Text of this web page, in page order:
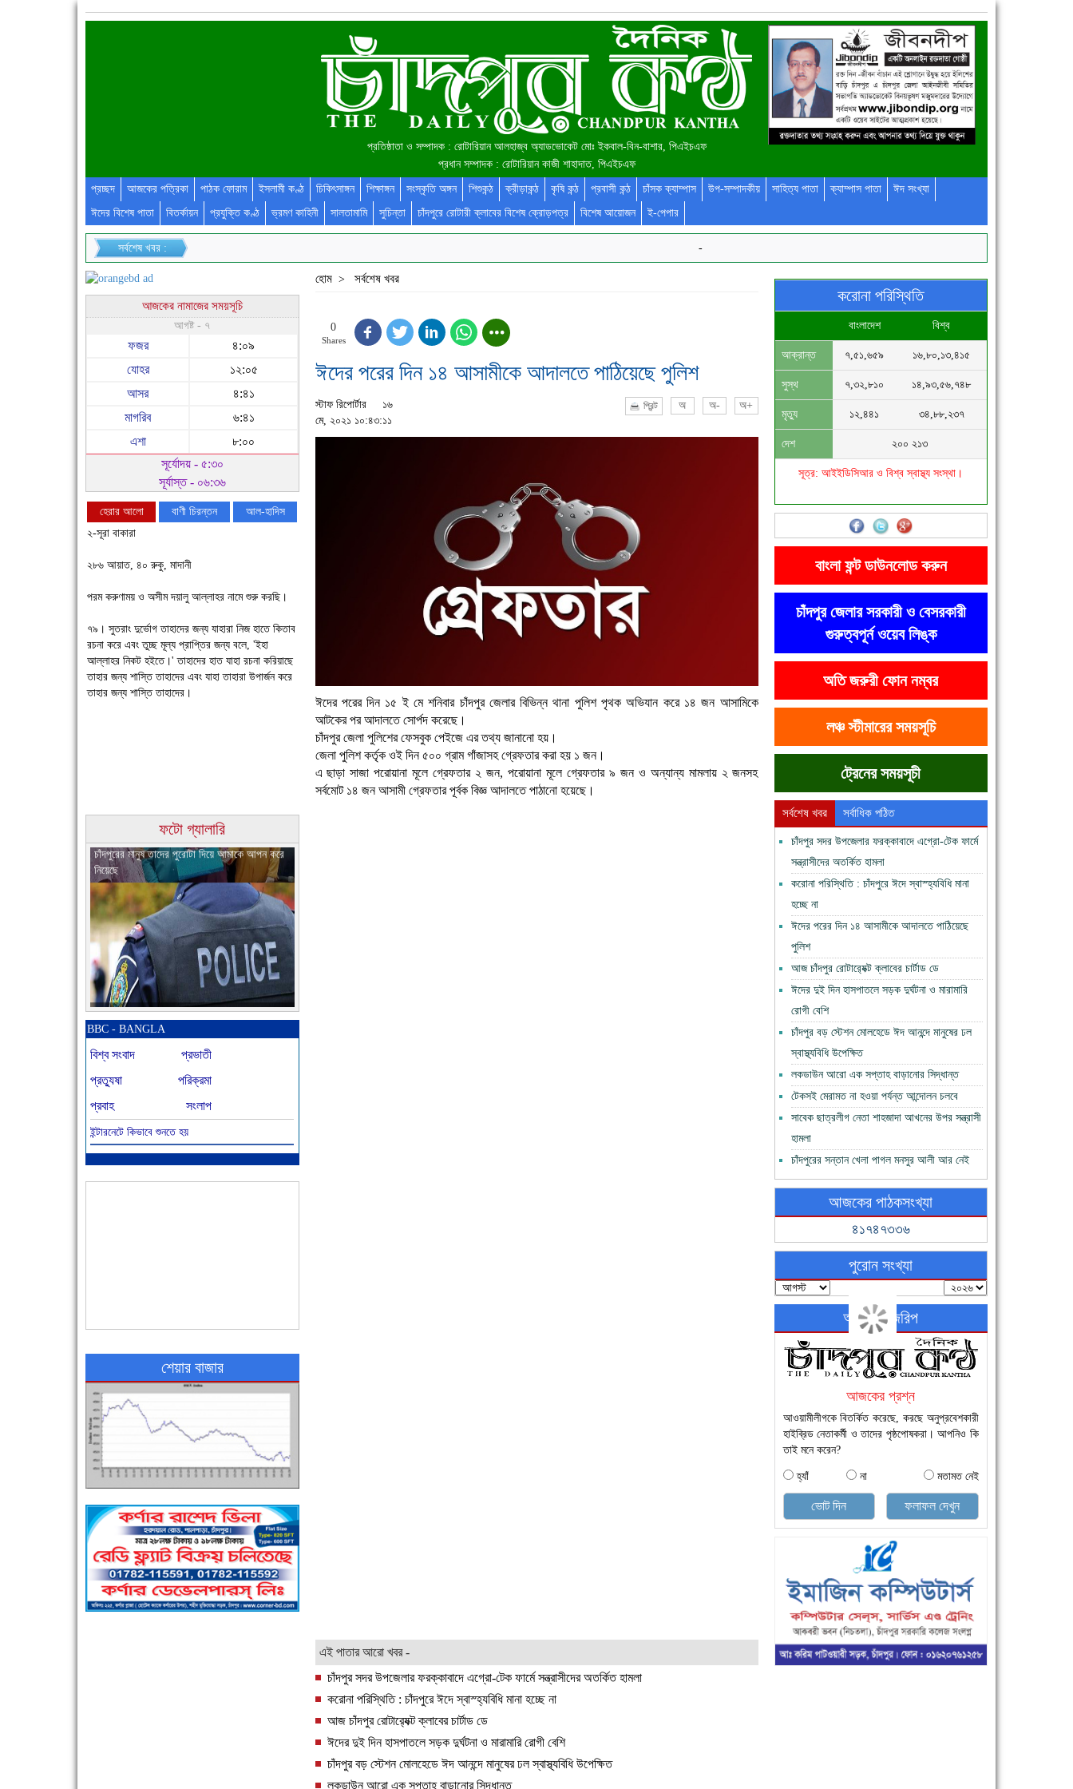
প্রতিষ্ঠাতা ও সম্পাদক : রোটারিয়ান আলহাজ্ব অ্যাডভোকেট মোঃ ইকবাল-বিন-বাশার, পিএইচএফ
প্রধান সম্পাদক : রোটারিয়ান কাজী শাহাদাত, পিএইচএফ
প্রচ্ছদ আজকের পত্রিকা পাঠক ফোরাম ইসলামী কণ্ঠ চিকিৎসাঙ্গন শিক্ষাঙ্গন সংস্কৃতি অঙ্গন শিশুকন্ঠ ক্রীড়াকন্ঠ কৃষি কন্ঠ প্রবাসী কন্ঠ চাঁসক ক্যাম্পাস উপ-সম্পাদকীয় সাহিত্য পাতা ক্যাম্পাস পাতা
ঈদ সংখ্যা
ঈদের বিশেষ পাতা
বিতর্কায়ন প্রযুক্তি কণ্ঠ ভ্রমণ কাহিনী সালতামামি সুচিন্তা চাঁদপুরে রোটারী ক্লাবের বিশেষ ক্রোড়পত্র বিশেষ আয়োজন ই-পেপার
সর্বশেষ খবর :
আজকের নামাজের সময়সূচি
আগষ্ট - ৭
ফজর
৪:০৯
যোহর
১২:০৫
আসর
৪:৪১
মাগরিব
৬:৪১
এশা
৮:০০
সূর্যোদয় - ৫:৩০
সূর্যাস্ত - ০৬:৩৬
হেরার আলো বাণী চিরন্তন
আল-হাদিস
২-সূরা বাকারা
২৮৬ আয়াত, ৪০ রুকু, মাদানী
পরম করুণাময় ও অসীম দয়ালু আল্লাহর নামে শুরু করছি।
৭৯। সুতরাং দুর্ভোগ তাহাদের জন্য যাহারা নিজ হাতে কিতাব
রচনা করে এবং তুচ্ছ মূল্য প্রাপ্তির জন্য বলে, 'ইহা
আল্লাহর নিকট হইতে।' তাহাদের হাত যাহা রচনা করিয়াছে
তাহার জন্য শাস্তি তাহাদের এবং যাহা তাহারা উপার্জন করে
তাহার জন্য শাস্তি তাহাদের।
ফটো গ্যালারি
চাঁদপুরে উই-এর প্রথম নানা ধরনের পণ্যের সমারোহ
চাঁদপুরের মানুষ তাদের পুরোটা দিয়ে আমাকে আপন করে
নতুনবাজার পুলিশ ফাঁড়ি সীমিত জনবলে প্রশংসনীয় কাজ
করছে
আজ বিশিষ্ট শিক্ষাবিদ এ.টি. আহমেদ হোসাইন রুশদীর
৪৬তম মৃত্যুবার্ষিকী
এক সপ্তাহে শনাক্ত বেড়েছে ৫৫%, মৃত্যু ৪৬%
BBC - BANGLA
বিশ্ব সংবাদ
প্রভাতী
প্রত্যুষা
পরিক্রমা
প্রবাহ
সংলাপ
ইন্টারনেটে কিভাবে শুনতে হয়
শেয়ার বাজার
হোম > সর্বশেষ খবর
0
Shares
ঈদের পরের দিন ১৪ আসামীকে আদালতে পাঠিয়েছে পুলিশ
স্টাফ রিপোর্টার
১৬
মে, ২০২১ ১০:৪৩:১১
প্রিন্ট অ অ- অ+
ঈদের পরের দিন ১৫ ই মে শনিবার চাঁদপুর জেলার বিভিন্ন থানা পুলিশ পৃথক অভিযান করে ১৪ জন আসামিকে
আটকের পর আদালতে সোর্পদ করেছে।
চাঁদপুর জেলা পুলিশের ফেসবুক পেইজে এর তথ্য জানানো হয়।
জেলা পুলিশ কর্তৃক ওই দিন ৫০০ গ্রাম গাঁজাসহ গ্রেফতার করা হয় ১ জন।
এ ছাড়া সাজা পরোয়ানা মূলে গ্রেফতার ২ জন, পরোয়ানা মূলে গ্রেফতার ৯ জন ও অন্যান্য মামলায় ২ জনসহ
সর্বমোট ১৪ জন আসামী গ্রেফতার পূর্বক বিজ্ঞ আদালতে পাঠানো হয়েছে।
এই পাতার আরো খবর -
চাঁদপুর সদর উপজেলার ফরক্কাবাদে এগ্রো-টেক ফার্মে সন্ত্রাসীদের অতর্কিত হামলা
করোনা পরিস্থিতি : চাঁদপুরে ঈদে স্বাস্হ্যবিধি মানা হচ্ছে না
আজ চাঁদপুর রোটার‍্যেক্ট ক্লাবের চার্টাড ডে
ঈদের দুই দিন হাসপাতলে সড়ক দুর্ঘটনা ও মারামারি রোগী বেশি
চাঁদপুর বড় স্টেশন মোলহেডে ঈদ আনন্দে মানুষের ঢল স্বাস্থ্যবিধি উপেক্ষিত
লকডাউন আরো এক সপ্তাহ বাড়ানোর সিদ্ধান্ত
করোনা পরিস্থিতি
বাংলাদেশ বিশ্ব
আক্রান্ত ৭,৫১,৬৫৯ ১৬,৮০,১৩,৪১৫
সুস্থ ৭,৩২,৮১০ ১৪,৯৩,৫৬,৭৪৮
মৃত্যু ১২,৪৪১ ৩৪,৮৮,২৩৭
দেশ ২০০ ২১৩
সূত্র: আইইডিসিআর ও বিশ্ব স্বাস্থ্য সংস্থা।
বাংলা ফন্ট ডাউনলোড করুন
চাঁদপুর জেলার সরকারী ও বেসরকারী
গুরুত্বপূর্ন ওয়েব লিঙ্ক
অতি জরুরী ফোন নম্বর
লঞ্চ স্টীমারের সময়সূচি
ট্রেনের সময়সূচী
সর্বশেষ খবর সর্বাধিক পঠিত
চাঁদপুর সদর উপজেলার ফরক্কাবাদে এগ্রো-টেক ফার্মে
সন্ত্রাসীদের অতর্কিত হামলা
করোনা পরিস্থিতি : চাঁদপুরে ঈদে স্বাস্হ্যবিধি মানা
হচ্ছে না
ঈদের পরের দিন ১৪ আসামীকে আদালতে পাঠিয়েছে
পুলিশ
আজ চাঁদপুর রোটার‍্যেক্ট ক্লাবের চার্টাড ডে
ঈদের দুই দিন হাসপাতলে সড়ক দুর্ঘটনা ও মারামারি
রোগী বেশি
চাঁদপুর বড় স্টেশন মোলহেডে ঈদ আনন্দে মানুষের ঢল
স্বাস্থ্যবিধি উপেক্ষিত
লকডাউন আরো এক সপ্তাহ বাড়ানোর সিদ্ধান্ত
টেকসই মেরামত না হওয়া পর্যন্ত আন্দোলন চলবে
সাবেক ছাত্রলীগ নেতা শাহজাদা আখনের উপর সন্ত্রাসী
হামলা
চাঁদপুরের সন্তান খেলা পাগল মনসুর আলী আর নেই
আজকের পাঠকসংখ্যা
৪১৭৪৭৩৩৬
পুরোন সংখ্যা
অনলাইন জরিপ
আজকের প্রশ্ন
আওয়ামীলীগকে বিতর্কিত করেছে, করছে অনুপ্রবেশকারী
হাইব্রিড নেতাকর্মী ও তাদের পৃষ্ঠপোষকরা। আপনিও কি
তাই মনে করেন?
হ্যাঁ না মতামত নেই
ভোট দিন ফলাফল দেখুন